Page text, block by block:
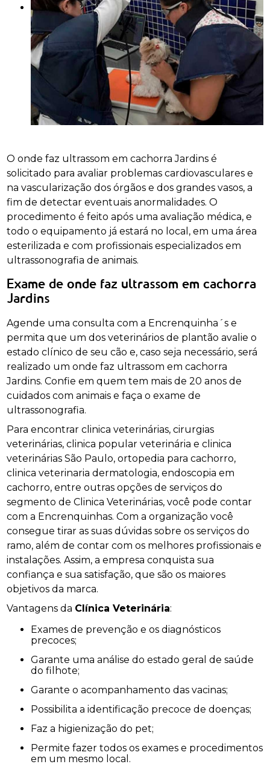
O onde faz ultrassom em cachorra Jardins é
solicitado para avaliar problemas cardiovasculares e
na vascularização dos órgãos e dos grandes vasos, a
fim de detectar eventuais anormalidades. O
procedimento é feito após uma avaliação médica, e
todo o equipamento já estará no local, em uma área
esterilizada e com profissionais especializados em
ultrassonografia de animais.
Exame de onde faz ultrassom em cachorra
Jardins
Agende uma consulta com a Encrenquinha´s e
permita que um dos veterinários de plantão avalie o
estado clínico de seu cão e, caso seja necessário, será
realizado um onde faz ultrassom em cachorra
Jardins. Confie em quem tem mais de 20 anos de
cuidados com animais e faça o exame de
ultrassonografia.
Para encontrar clinica veterinárias, cirurgias
veterinárias, clinica popular veterinária e clinica
veterinárias São Paulo, ortopedia para cachorro,
clinica veterinaria dermatologia, endoscopia em
cachorro, entre outras opções de serviços do
segmento de Clinica Veterinárias, você pode contar
com a Encrenquinhas. Com a organização você
consegue tirar as suas dúvidas sobre os serviços do
ramo, além de contar com os melhores profissionais e
instalações. Assim, a empresa conquista sua
confiança e sua satisfação, que são os maiores
objetivos da marca.
Vantagens da Clínica Veterinária:
Exames de prevenção e os diagnósticos
precoces;
Garante uma análise do estado geral de saúde
do filhote;
Garante o acompanhamento das vacinas;
Possibilita a identificação precoce de doenças;
Faz a higienização do pet;
Permite fazer todos os exames e procedimentos
em um mesmo local.